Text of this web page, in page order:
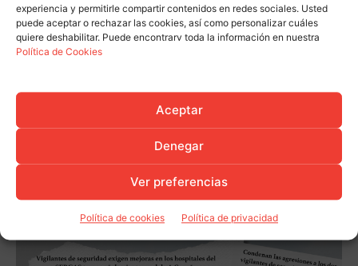
experiencia y permitirle compartir contenidos en redes sociales. Usted
puede aceptar o rechazar las cookies, así como personalizar cuáles
quiere deshabilitar. Puede encontrarv toda la información en nuestra
Política de Cookies
Aceptar
Denegar
Ver preferencias
Política de cookies Política de privacidad